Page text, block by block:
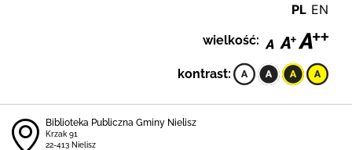
PL EN
wielkość:
kontrast:
Biblioteka Publiczna Gminy Nielisz
Krzak 91
22-413 Nielisz